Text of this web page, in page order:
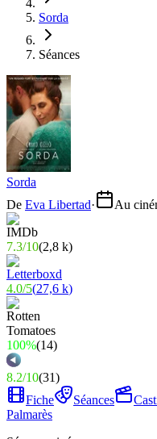
Sorda
Séances
Sorda
De Eva Libertad· Au
7.3/10(2,8 k)
4.0/5(27,6 k)
100%(14)
8.2/10(31)
Fiche
Séances
Palmarès